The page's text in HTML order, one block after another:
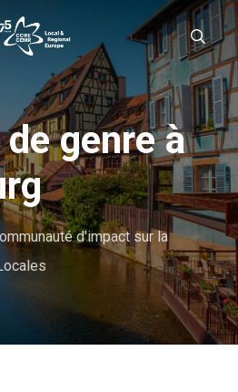
de genre à
d'impact sur la